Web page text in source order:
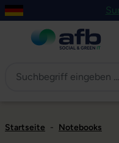
Hauptinhalt springen
Zur Navigation der B2B-
Startseite - Notebooks